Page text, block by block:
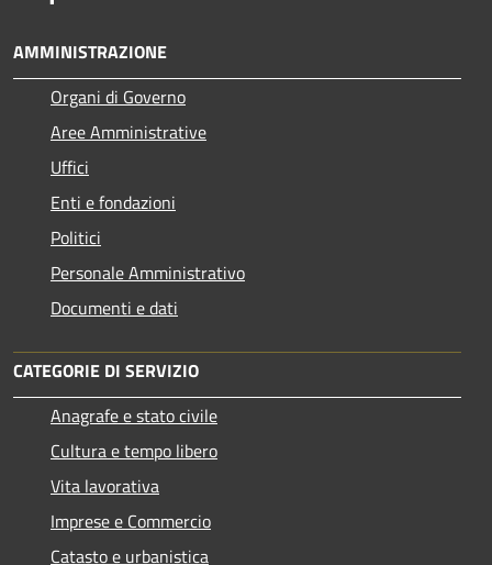
AMMINISTRAZIONE
Organi di Governo
Aree Amministrative
Uffici
Enti e fondazioni
Politici
Personale Amministrativo
Documenti e dati
CATEGORIE DI SERVIZIO
Anagrafe e stato civile
Cultura e tempo libero
Vita lavorativa
Imprese e Commercio
Catasto e urbanistica